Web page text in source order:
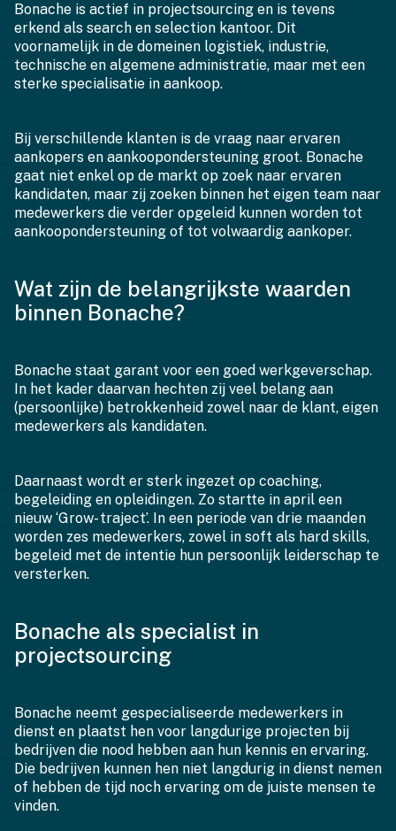
Bonache is actief in projectsourcing en is tevens
erkend als search en selection kantoor. Dit
voornamelijk in de domeinen logistiek, industrie,
technische en algemene administratie, maar met een
sterke specialisatie in aankoop.
Bij verschillende klanten is de vraag naar ervaren
aankopers en aankoopondersteuning groot. Bonache
gaat niet enkel op de markt op zoek naar ervaren
kandidaten, maar zij zoeken binnen het eigen team naar
medewerkers die verder opgeleid kunnen worden tot
aankoopondersteuning of tot volwaardig aankoper.
Wat zijn de belangrijkste waarden
binnen Bonache?
Bonache staat garant voor een goed werkgeverschap.
In het kader daarvan hechten zij veel belang aan
(persoonlijke) betrokkenheid zowel naar de klant, eigen
medewerkers als kandidaten.
Daarnaast wordt er sterk ingezet op coaching,
begeleiding en opleidingen. Zo startte in april een
nieuw ‘Grow- traject’. In een periode van drie maanden
worden zes medewerkers, zowel in soft als hard skills,
begeleid met de intentie hun persoonlijk leiderschap te
versterken.
Bonache als specialist in
projectsourcing
Bonache neemt gespecialiseerde medewerkers in
dienst en plaatst hen voor langdurige projecten bij
bedrijven die nood hebben aan hun kennis en ervaring.
Die bedrijven kunnen hen niet langdurig in dienst nemen
of hebben de tijd noch ervaring om de juiste mensen te
vinden.